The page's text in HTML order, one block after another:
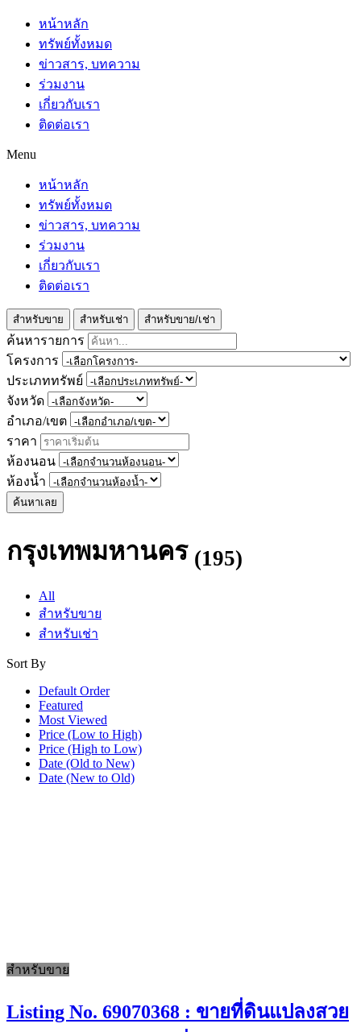
หน้าหลัก
ทรัพย์ทั้งหมด
ข่าวสาร, บทความ
ร่วมงาน
เกี่ยวกับเรา
ติดต่อเรา
Menu
หน้าหลัก
ทรัพย์ทั้งหมด
ข่าวสาร, บทความ
ร่วมงาน
เกี่ยวกับเรา
ติดต่อเรา
สำหรับขาย สำหรับเช่า สำหรับขาย/เช่า
ค้นหารายการ
โครงการ
ประเภททรัพย์
จังหวัด
อำเภอ/เขต
ราคา
ห้องนอน
ห้องน้ำ
ค้นหาเลย
กรุงเทพมหานคร (195)
All
สำหรับขาย
สำหรับเช่า
Sort By
Default Order
Featured
Most Viewed
Price (Low to High)
Price (High to Low)
Date (Old to New)
Date (New to Old)
สำหรับขาย
Listing No. 69070368 : ขายที่ดินแปลงสวย